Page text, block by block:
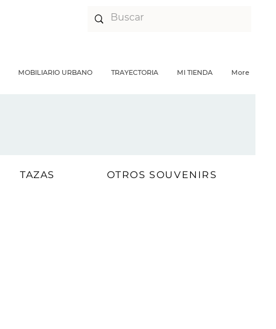
MOBILIARIO URBANO TRAYECTORIA MI TIENDA More
TAZAS OTROS SOUVENIRS